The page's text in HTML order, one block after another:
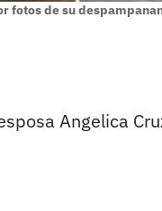
fotos de su
Angelica